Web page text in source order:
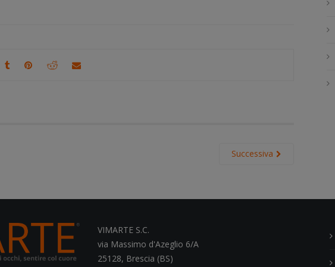
Successiva
h
VIMARTE S.C.
via Massimo d'Azeglio 6/A
25128, Brescia (BS)